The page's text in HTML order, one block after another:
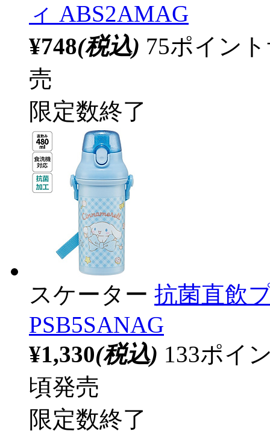
ィ ABS2AMAG
¥748(税込) 75ポイン
売
限定数終了
スケーター 抗菌直飲
PSB5SANAG
¥1,330(税込) 133ポイ
頃発売
限定数終了